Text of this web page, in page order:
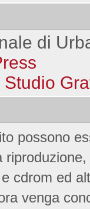
di
Studio
possono
cdrom ed
venga